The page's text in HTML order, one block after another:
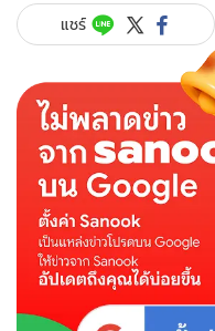
จาก
ดาวเทียม
"กรุงเทพมหานคร"
ถ่าย
จาก
อวกาศ
แจ๋ว
แชร์